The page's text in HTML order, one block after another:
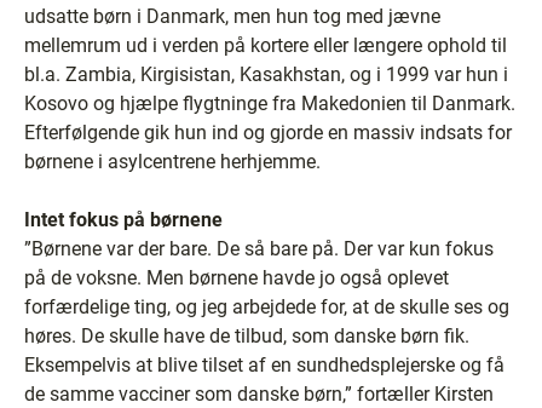
udsatte børn i Danmark, men hun tog med jævne
mellemrum ud i verden på kortere eller længere ophold til
bl.a. Zambia, Kirgisistan, Kasakhstan, og i 1999 var hun i
Kosovo og hjælpe flygtninge fra Makedonien til Danmark.
Efterfølgende gik hun ind og gjorde en massiv indsats for
børnene i asylcentrene herhjemme.
Intet fokus på børnene
”Børnene var der bare. De så bare på. Der var kun fokus
på de voksne. Men børnene havde jo også oplevet
forfærdelige ting, og jeg arbejdede for, at de skulle ses og
høres. De skulle have de tilbud, som danske børn fik.
Eksempelvis at blive tilset af en sundhedsplejerske og få
de samme vacciner som danske børn,” fortæller Kirsten